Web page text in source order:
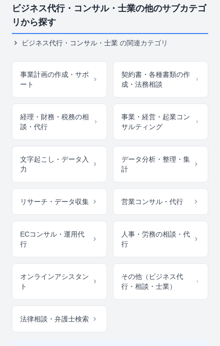
ビジネス代行・コンサル・士業の他のサブカテゴ
リから探す
ビジネス代行・コンサル・士業 の関連カテゴリ
事業計画の作成・サポ
ート
契約書・各種書類の作
成・法務相談
経理・財務・税務の相
談・代行
事業・経営・起業コン
サルティング
文字起こし・データ入
力
データ分析・整理・集
計
リサーチ・データ収集 営業コンサル・代行
ECコンサル・運用代
行
人事・労務の相談・代
行
オンラインアシスタン
ト
その他（ビジネス代
行・相談・士業）
法律相談・弁護士検索